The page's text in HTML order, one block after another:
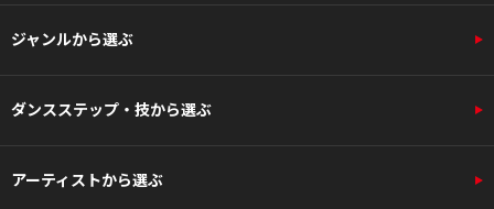
ジャンルから選ぶ
ダンスステップ・技から選ぶ
アーティストから選ぶ